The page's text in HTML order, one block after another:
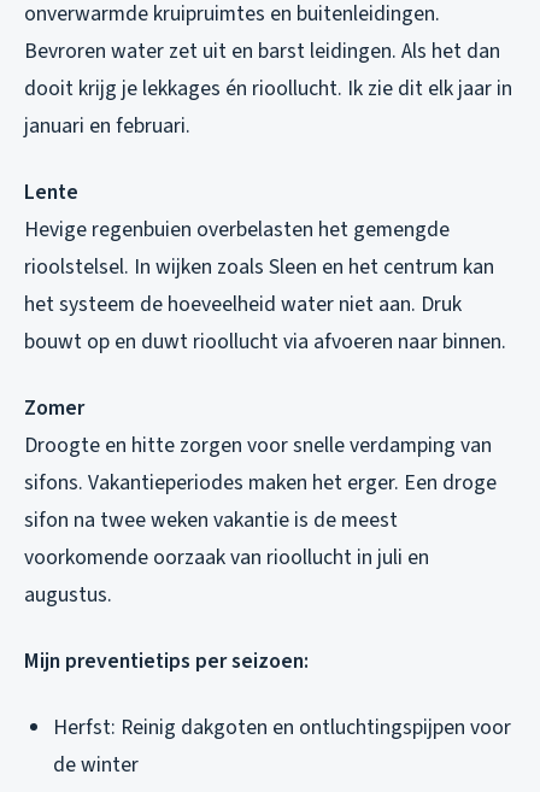
onverwarmde kruipruimtes en buitenleidingen.
Bevroren water zet uit en barst leidingen. Als het dan
dooit krijg je lekkages én rioollucht. Ik zie dit elk jaar in
januari en februari.
Lente
Hevige regenbuien overbelasten het gemengde
rioolstelsel. In wijken zoals Sleen en het centrum kan
het systeem de hoeveelheid water niet aan. Druk
bouwt op en duwt rioollucht via afvoeren naar binnen.
Zomer
Droogte en hitte zorgen voor snelle verdamping van
sifons. Vakantieperiodes maken het erger. Een droge
sifon na twee weken vakantie is de meest
voorkomende oorzaak van rioollucht in juli en
augustus.
Mijn preventietips per seizoen:
Herfst: Reinig dakgoten en ontluchtingspijpen voor
de winter